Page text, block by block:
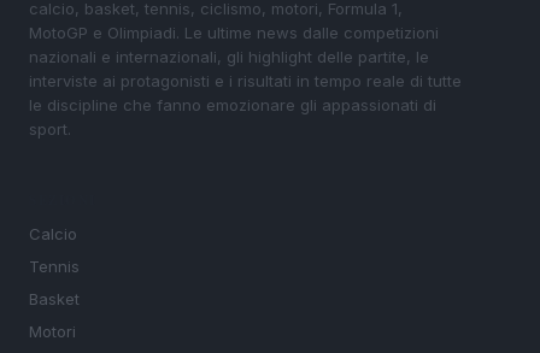
calcio, basket, tennis, ciclismo, motori, Formula 1,
MotoGP e Olimpiadi. Le ultime news dalle competizioni
nazionali e internazionali, gli highlight delle partite, le
interviste ai protagonisti e i risultati in tempo reale di tutte
le discipline che fanno emozionare gli appassionati di
sport.
Calcio
Tennis
Basket
Motori